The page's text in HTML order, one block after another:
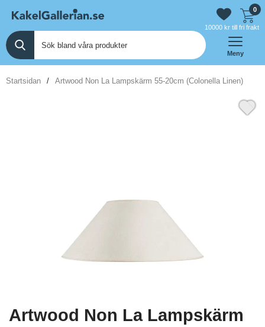
0
10000 kr till fri frakt
Meny
Startsidan Artwood Non La Lampskärm 55-20cm (Colonella Linen)
Artwood Non La Lampskärm